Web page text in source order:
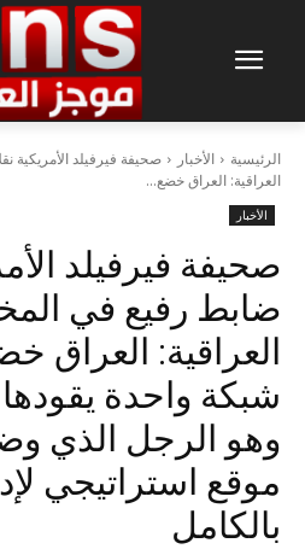
الرئيسية الأخبار
صحيفة فيرفيلد الأمريكية
العراقية: العراق خضع...
الأخبار
صحيفة فيرفيلد
ضابط رفيع في
العراقية: العراق
شبكة واحدة
وهو الرجل الذي
موقع استراتيجي
بالكامل